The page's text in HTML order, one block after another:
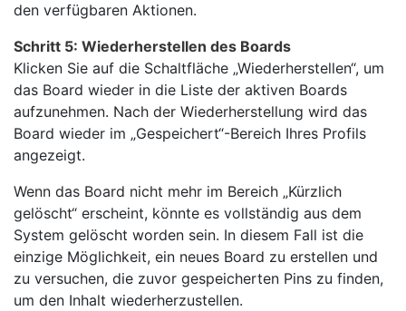
den verfügbaren Aktionen.
Schritt 5: Wiederherstellen des Boards
Klicken Sie auf die Schaltfläche „Wiederherstellen“, um
das Board wieder in die Liste der aktiven Boards
aufzunehmen. Nach der Wiederherstellung wird das
Board wieder im „Gespeichert“-Bereich Ihres Profils
angezeigt.
Wenn das Board nicht mehr im Bereich „Kürzlich
gelöscht“ erscheint, könnte es vollständig aus dem
System gelöscht worden sein. In diesem Fall ist die
einzige Möglichkeit, ein neues Board zu erstellen und
zu versuchen, die zuvor gespeicherten Pins zu finden,
um den Inhalt wiederherzustellen.